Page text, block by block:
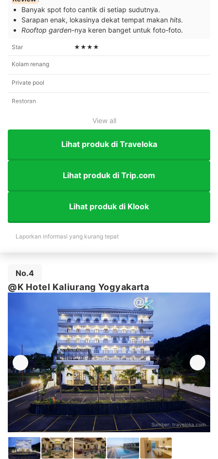
Banyak spot foto cantik di setiap sudutnya.
Sarapan enak, lokasinya dekat tempat makan hits.
Rooftop garden-nya keren banget untuk foto-foto.
Star ★★★★
Kolam renang
Private pool
Restoran
View all
Lihat produk di Traveloka
Lihat produk di Trip.com
Lihat produk di Klook
Laporkan informasi yang kurang tepat
No.4
@K Hotel Kaliurang Yogyakarta
Sumber: traveloka.com